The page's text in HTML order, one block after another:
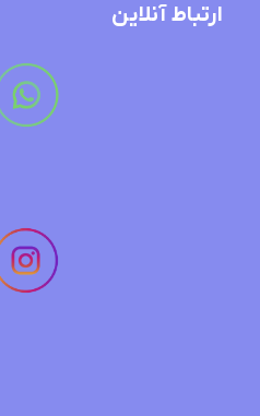
ارتباط آنلاین